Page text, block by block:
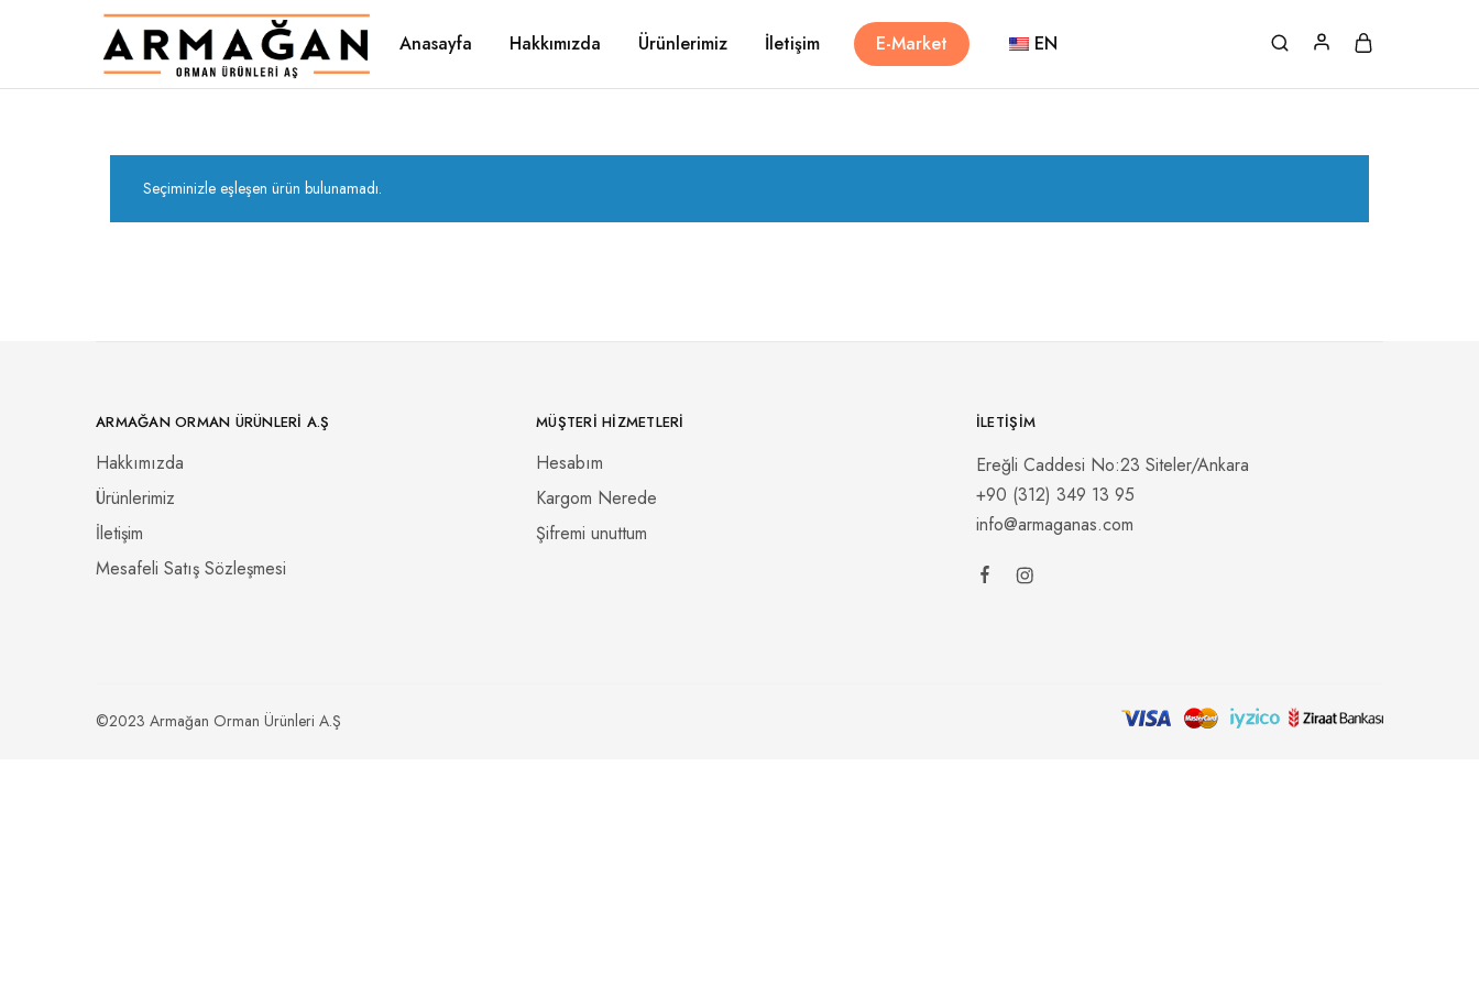
Armağan
Orman
Ürünleri
1946'dan
beri
kaliteli
Anasayfa Hakkımızda Ürünlerimiz İletişim E-Market EN
Seçiminizle eşleşen ürün bulunamadı.
ARMAĞAN ORMAN ÜRÜNLERI A.Ş
Hakkımızda
Ürünlerimiz
İletişim
Mesafeli Satış Sözleşmesi
MÜŞTERI HIZMETLERI
Hesabım
Kargom Nerede
Şifremi unuttum
İLETIŞIM
Ereğli Caddesi No:23 Siteler/Ankara
+90 (312) 349 13 95
info@armaganas.com
©2023 Armağan Orman Ürünleri A.Ş